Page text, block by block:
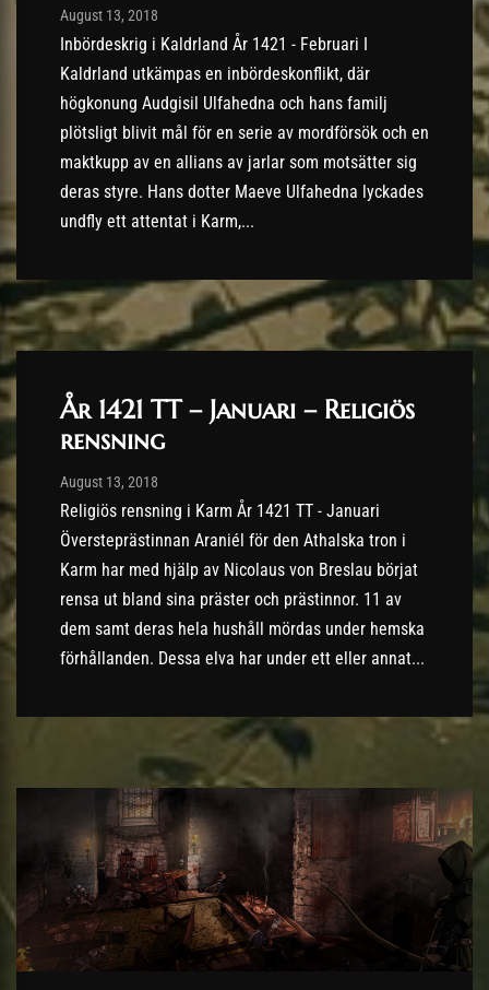
Post has published by
August 13, 2018
Inbördeskrig i Kaldrland År 1421 - Februari I
Kaldrland utkämpas en inbördeskonflikt, där
högkonung Audgisil Ulfahedna och hans familj
plötsligt blivit mål för en serie av mordförsök och en
maktkupp av en allians av jarlar som motsätter sig
deras styre. Hans dotter Maeve Ulfahedna lyckades
undfly ett attentat i Karm,...
År 1421 TT – Januari – Religiös
rensning
Post has published by
August 13, 2018
Religiös rensning i Karm År 1421 TT - Januari
Översteprästinnan Araniél för den Athalska tron i
Karm har med hjälp av Nicolaus von Breslau börjat
rensa ut bland sina präster och prästinnor. 11 av
dem samt deras hela hushåll mördas under hemska
förhållanden. Dessa elva har under ett eller annat...